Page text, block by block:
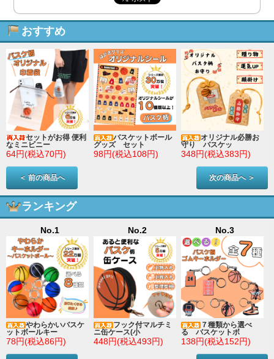
おすすめ
セットがお得 便利
なミニビニー
64円(税込70円)
バスケットボール
グッズ セット
98円(税込108円)
オリジナル必勝お
守り バスケッ
348円(税込383円)
＜ 前の商品へ 次の商品へ ＞
ランキング
No.1
やわらかいバスケ
ットボールキー
78円(税込86円)
No.2
フック付マルチミ
ニ缶ケース(小
448円(税込493円)
No.3
７種類から選べ
る バスケットボ
138円(税込152円)